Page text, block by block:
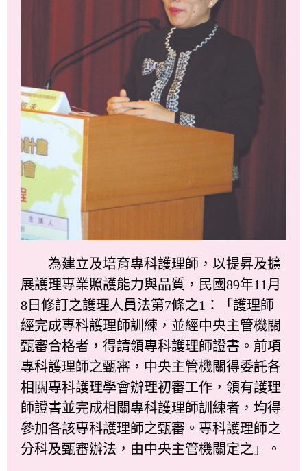
為建立及培育專科護理師，以提昇及擴
展護理專業照護能力與品質，民國89年11月
8日修訂之護理人員法第7條之1：「護理師
經完成專科護理師訓練，並經中央主管機關
甄審合格者，得請領專科護理師證書。前項
專科護理師之甄審，中央主管機關得委託各
相關專科護理學會辦理初審工作，領有護理
師證書並完成相關專科護理師訓練者，均得
參加各該專科護理師之甄審。專科護理師之
分科及甄審辦法，由中央主管機關定之」。